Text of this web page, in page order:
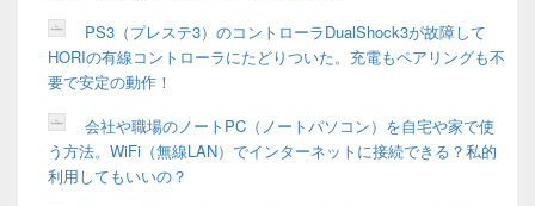
PS3（プレステ3）のコントローラDualShock3が故障して
HORIの有線コントローラにたどりついた。充電もペアリングも不
要で安定の動作！
会社や職場のノートPC（ノートパソコン）を自宅や家で使
う方法。WiFi（無線LAN）でインターネットに接続できる？私的
利用してもいいの？